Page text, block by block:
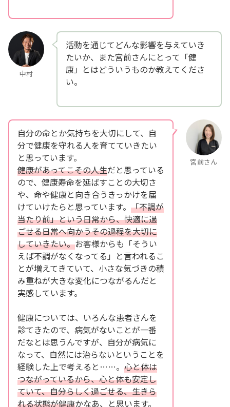
中村
活動を通じてどんな影響を与えていき
たいか、また宮前さんにとって「健
康」とはどういうものか教えてくださ
い。
宮前さん
自分の命とか気持ちを大切にして、自
分で健康を守れる人を育てていきたい
と思っています。
健康があってこその人生だと思っている
ので、健康寿命を延ばすことの大切さ
や、命や健康と向き合うきっかけを届
けていけたらと思っています。 「不調が
当たり前」という日常から、快適に過
ごせる日常へ向かうその過程を大切に
していきたい。お客様からも「そうい
えば不調がなくなってる」と言われるこ
とが増えてきていて、小さな気づきの積
み重ねが大きな変化につながるんだと
実感しています。
健康については、いろんな患者さんを
診てきたので、病気がないことが一番
だなとは思うんですが、自分が病気に
なって、自然には治らないということを
経験した上で考えると……。 心と体は
つながっているから、心と体も安定し
ていて、自分らしく過ごせる、生きら
れる状態が健康かなあ、と思います。